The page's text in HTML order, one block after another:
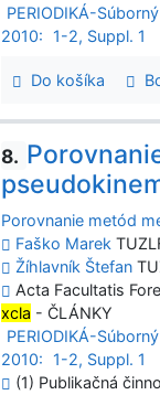
PERIODIKÁ-
2010:
1-2, Suppl. 1
Do košíka
8.
Porovnanie metód
Faško Marek
Žíhlavník Štefan
Acta Facultatis
xcla - ČLÁNKY
PERIODIKÁ-
2010:
1-2, Suppl. 1
(1) Publikačná